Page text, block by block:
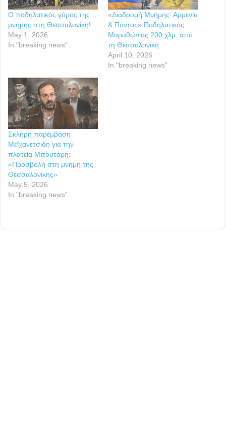
Ο ποδηλατικός γύρος της…
μνήμης στη Θεσσαλονίκη!
May 1, 2026
In "breaking news"
«Διαδρομή Μνήμης: Αρμενία
& Πόντος» Ποδηλατικός
Μαραθώνιος 200 χλμ. από
τη Θεσσαλονίκη
April 10, 2026
In "breaking news"
Σκληρή παρέμβαση
Μεϊχανετσίδη για την
πλατεία Μπουτάρη:
«Προσβολή στη μνήμη της
Θεσσαλονίκης»
May 5, 2026
In "breaking news"